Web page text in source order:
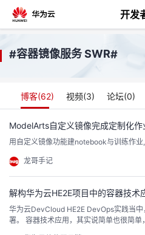
开发
返
回
个
人
主
我
的
#容器镜像服务 SWR#
博客(62) 视频(3) 论坛(0)
ModelArts自定义镜像完成定制化作
用自定义镜像功能建notebook与训练作
龙哥手记
解构华为云HE2E项目中的容器技术
华为云DevCloud HE2E DevOps实践当
署。 容器技术应用，其实说简单也很简